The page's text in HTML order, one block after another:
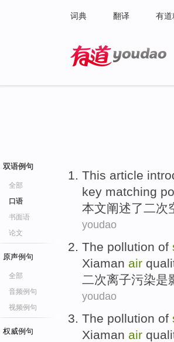
词典 翻译 有道
双语例句
全部
口语
书面语
论文
原声例句
全部
音频例句
视频例句
权威例句
This article
key matching
本文阐述了二次
youdao
The pollution of
Xiaman air
二次离子污染是
youdao
The pollution of
Xiaman air